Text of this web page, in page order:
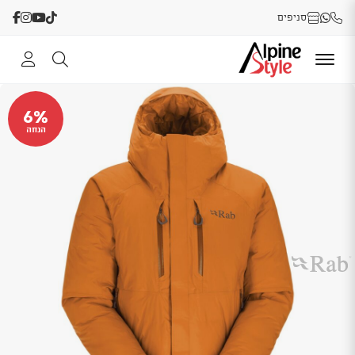
סניפים
6%
הנחה